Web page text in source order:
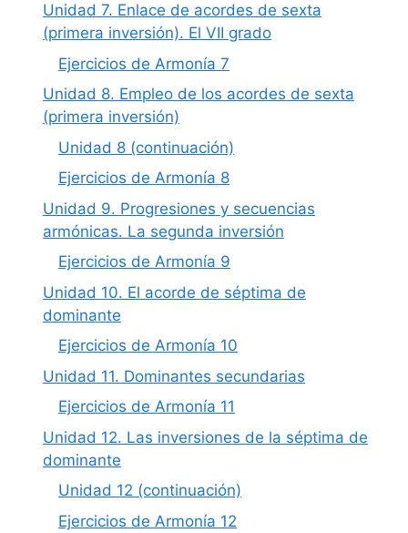
Unidad 7. Enlace de acordes de sexta
(primera inversión). El VII grado
Ejercicios de Armonía 7
Unidad 8. Empleo de los acordes de sexta
(primera inversión)
Unidad 8 (continuación)
Ejercicios de Armonía 8
Unidad 9. Progresiones y secuencias
armónicas. La segunda inversión
Ejercicios de Armonía 9
Unidad 10. El acorde de séptima de
dominante
Ejercicios de Armonía 10
Unidad 11. Dominantes secundarias
Ejercicios de Armonía 11
Unidad 12. Las inversiones de la séptima de
dominante
Unidad 12 (continuación)
Ejercicios de Armonía 12